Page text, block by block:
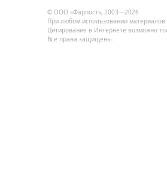
© ООО «Фарпост», 2003—2026
При любом использовании материалов
Цитирование в Интернете возможно
Все права защищены.